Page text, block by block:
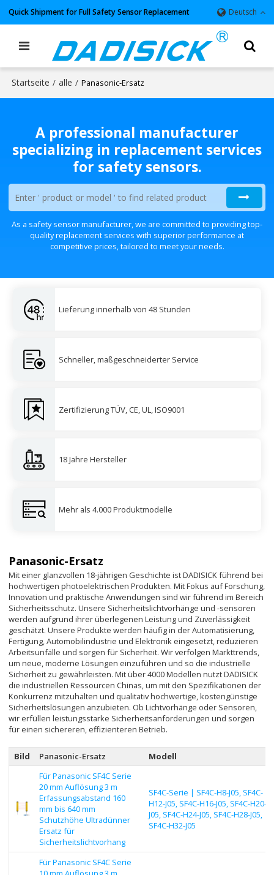
Quick Shipment for Full Safety Sensor Replacement Deutsch
Startseite / alle / Panasonic-Ersatz
A professional manufacturer
specializing in replacement services
for safety sensors.
As a safety sensor manufacturer, we are committed to providing top-
quality replacement services with superior performance at
competitive prices, tailored to meet your needs.
Lieferung innerhalb von 48 Stunden
Schneller, maßgeschneiderter Service
Zertifizierung TÜV, CE, UL, ISO9001
18 Jahre Hersteller
Mehr als 4.000 Produktmodelle
Panasonic-Ersatz
Mit einer glanzvollen 18-jährigen Geschichte ist DADISICK führend bei
hochwertigen photoelektrischen Produkten. Mit Fokus auf Forschung,
Innovation und praktische Anwendungen sind wir führend im Bereich
Sicherheitsschutz. Unsere Sicherheitslichtvorhänge und -sensoren
werden aufgrund ihrer überlegenen Leistung und Zuverlässigkeit
geschätzt. Unsere Produkte werden häufig in der Automatisierung,
Fertigung, Automobilindustrie und Elektronik eingesetzt, reduzieren
Arbeitsunfälle und sorgen für Sicherheit. Wir verfolgen Markttrends,
um neue, moderne Lösungen einzuführen und so die industrielle
Sicherheit zu gewährleisten. Mit über 4000 Modellen nutzt DADISICK
die industriellen Ressourcen Chinas, um mit den Spezifikationen der
Konkurrenz mitzuhalten und qualitativ hochwertige, kostengünstige
Sicherheitslösungen anzubieten. Ob Lichtvorhänge oder Sensoren,
wir erfüllen leistungsstarke Sicherheitsanforderungen und sorgen
für einen sichereren, effizienteren Betrieb.
Bild Panasonic-Ersatz
Modell
Für Panasonic SF4C Serie
20 mm Auflösung 3 m
Erfassungsabstand 160
mm bis 640 mm
Schutzhöhe Ultradünner
Ersatz für
Sicherheitslichtvorhang
SF4C-Serie | SF4C-H8-J05, SF4C-
H12-J05, SF4C-H16-J05, SF4C-H20-
J05, SF4C-H24-J05, SF4C-H28-J05,
SF4C-H32-J05
Für Panasonic SF4C Serie